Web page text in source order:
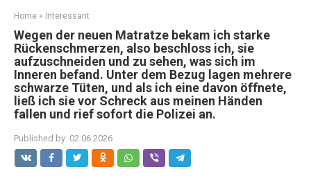
Home » Interessant
Wegen der neuen Matratze bekam ich starke
Rückenschmerzen, also beschloss ich, sie
aufzuschneiden und zu sehen, was sich im
Inneren befand. Unter dem Bezug lagen mehrere
schwarze Tüten, und als ich eine davon öffnete,
ließ ich sie vor Schreck aus meinen Händen
fallen und rief sofort die Polizei an.
Published by: 02.06.2026